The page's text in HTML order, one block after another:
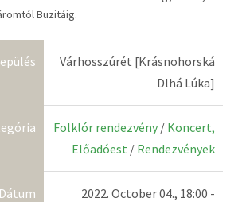
Buzitáig.
Várhosszúrét [Krásnohorská
Dlhá Lúka]
Folklór rendezvény / Koncert,
Előadóest / Rendezvények
Dátum
2022. October 04., 18:00 -